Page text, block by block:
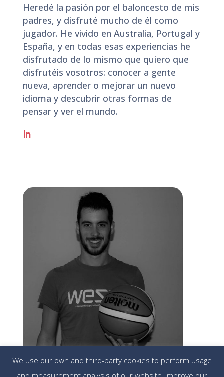
Heredé la pasión por el baloncesto de mis
padres, y disfruté mucho de él como
jugador. He vivido en Australia, Portugal y
España, y en todas esas experiencias he
disfrutado de lo mismo que quiero que
disfrutéis vosotros: conocer a gente
nueva, aprender o mejorar un nuevo
idioma y descubrir otras formas de
pensar y ver el mundo.
Hèctor Pardo
We use our own and third-party cookies to perform usage